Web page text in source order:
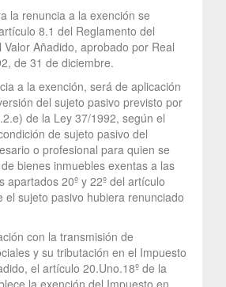
la renuncia a la exención se
8.1 del Reglamento del
Añadido, aprobado por Real
de 31 de diciembre.
a la exención, será de aplicación
del sujeto pasivo previsto por
de la Ley 37/1992, según el
de sujeto pasivo del
o profesional para quien se
bienes inmuebles exentas a las
apartados 20º y 22º del artículo
el sujeto pasivo hubiera renunciado
con la transmisión de
y su tributación en el Impuesto
el artículo 20.Uno.18º de la
la exención del Impuesto en